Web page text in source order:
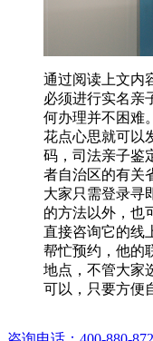
通过阅读上文内
必须进行实名亲
何办理并不困难
花点心思就可以
码，司法亲子鉴
者自治区的有关
大家只需登录寻
的方法以外，也
直接咨询它的线
帮忙预约，他的
地点，不管大家
可以，只要方便